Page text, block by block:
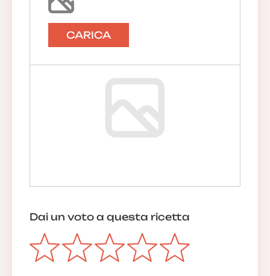
CARICA
Dai un voto a questa ricetta